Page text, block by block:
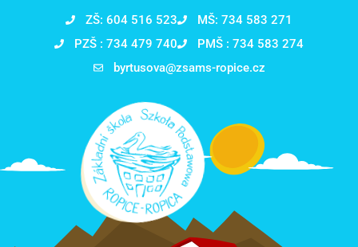
ZŠ: 604 516 523
MŠ: 734 583 271
PZŠ : 734 479 740
PMŠ : 734 583 274
byrtusova@zsams-ropice.cz